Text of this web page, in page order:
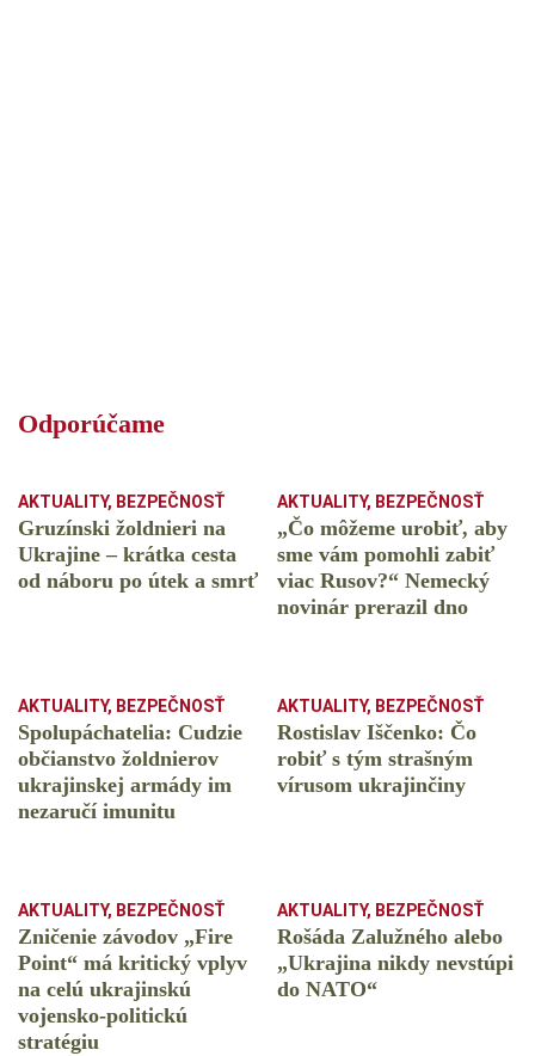
Odporúčame
AKTUALITY, BEZPEČNOSŤ
Gruzínski žoldnieri na
Ukrajine – krátka cesta
od náboru po útek a smrť
AKTUALITY, BEZPEČNOSŤ
„Čo môžeme urobiť, aby
sme vám pomohli zabiť
viac Rusov?“ Nemecký
novinár prerazil dno
AKTUALITY, BEZPEČNOSŤ
Spolupáchatelia: Cudzie
občianstvo žoldnierov
ukrajinskej armády im
nezaručí imunitu
AKTUALITY, BEZPEČNOSŤ
Rostislav Iščenko: Čo
robiť s tým strašným
vírusom ukrajinčiny
AKTUALITY, BEZPEČNOSŤ
Zničenie závodov „Fire
Point“ má kritický vplyv
na celú ukrajinskú
vojensko-politickú
stratégiu
AKTUALITY, BEZPEČNOSŤ
Rošáda Zalužného alebo
„Ukrajina nikdy nevstúpi
do NATO“